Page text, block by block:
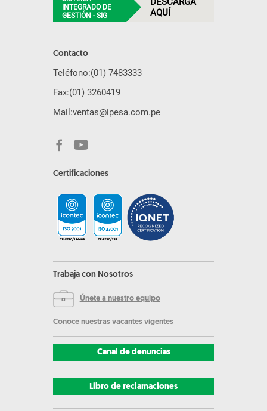
INTEGRADO DE
GESTIÓN - SIG
AQUÍ
Contacto
Teléfono:(01) 7483333
Fax:(01) 3260419
Mail:ventas@ipesa.com.pe
Certificaciones
Trabaja con Nosotros
Únete a nuestro equipo
Conoce nuestras vacantes vigentes
Canal de denuncias
Libro de reclamaciones